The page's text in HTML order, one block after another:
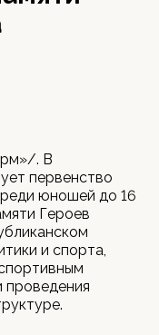
. В
первенство
юношей до 16
Героев
и спорта,
проведения